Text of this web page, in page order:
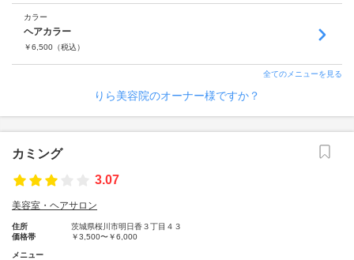
カラー
ヘアカラー
￥6,500 （税込）
全てのメニューを見る
りら美容院のオーナー様ですか？
カミング
3.07
美容室・ヘアサロン
住所
茨城県桜川市明日香３丁目４３
価格帯
￥3,500〜￥6,000
メニュー